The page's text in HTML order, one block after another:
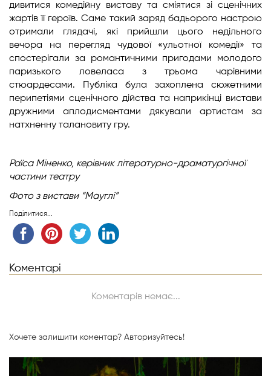
дивитися комедійну виставу та сміятися зі сценічних
жартів її героїв. Саме такий заряд бадьорого настрою
отримали глядачі, які прийшли цього недільного
вечора на перегляд чудової «ульотної комедії» та
спостерігали за романтичними пригодами молодого
паризького ловеласа з трьома чарівними
стюардесами. Публіка була захоплена сюжетними
перипетіями сценічного дійства та наприкінці вистави
дружними аплодисментами дякували артистам за
натхненну талановиту гру.
Раїса Міненко, керівник літературно-драматургічної
частини театру
Фото з вистави “Мауглі”
Поділитися...
Коментарі
Коментарів немає...
Хочете залишити коментар? Авторизуйтесь!